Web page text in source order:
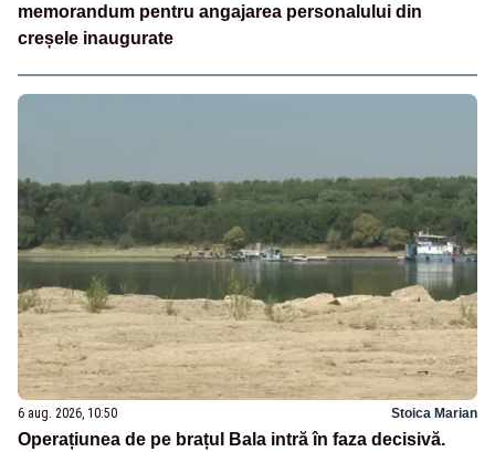
memorandum pentru angajarea personalului din
creșele inaugurate
6 aug. 2026, 10:50 Stoica Marian
Operațiunea de pe brațul Bala intră în faza decisivă.